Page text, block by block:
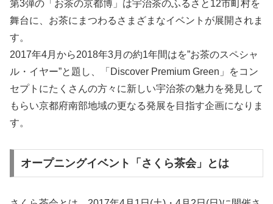
第3弾の「お茶の京都博」は宇治茶のふるさと12市町村を
舞台に、お茶にまつわるさまざまなイベントが展開されま
す。
2017年4月から2018年3月の約1年間はを”お茶のスペシャ
ル・イヤー”と題し、「Discover Premium Green」をコン
セプトにたくさんの方々に新しい宇治茶の魅力を発見して
もらい京都府南部地域の更なる発展を目指す企画になりま
す。
オープニングイベント「さくら茶会」とは